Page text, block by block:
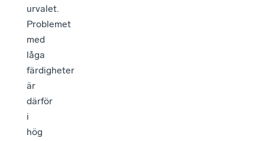
urvalet.
Problemet
med
låga
färdigheter
är
därför
i
hög